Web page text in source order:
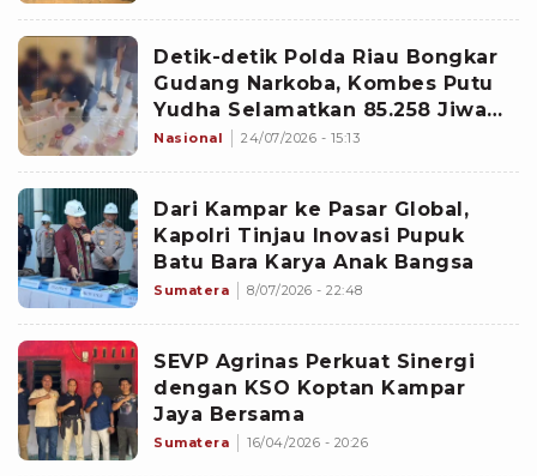
Detik-detik Polda Riau Bongkar
Gudang Narkoba, Kombes Putu
Yudha Selamatkan 85.258 Jiwa
Anak Bangsa
Nasional 24/07/2026 - 15:13
Dari Kampar ke Pasar Global,
Kapolri Tinjau Inovasi Pupuk
Batu Bara Karya Anak Bangsa
Sumatera 8/07/2026 - 22:48
SEVP Agrinas Perkuat Sinergi
dengan KSO Koptan Kampar
Jaya Bersama
Sumatera 16/04/2026 - 20:26